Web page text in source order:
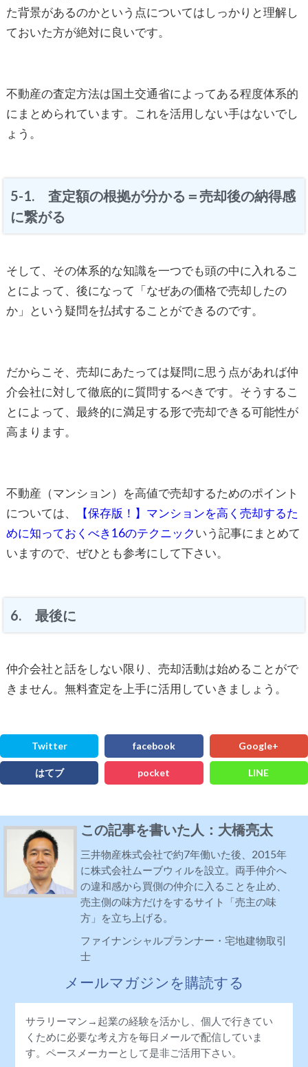
た背景があるのかという点についてはしっかりと理解し
ておいた方が絶対に良いです。
不動産の査定方法は国土交通省によってある程度体系的
にまとめられています。これを活用しない手はないでし
ょう。
5-1. 査定額の根拠が分かる＝売却後の納得感
に繋がる
そして、その体系的な知識を一つでも頭の中に入れるこ
とによって、後になって「なぜあの価格で売却したの
か」という疑問を払拭することができるのです。
だからこそ、売却にあたっては疑問に思う点があれば仲
介会社に対して徹底的に質問するべきです。そうするこ
とによって、最終的に満足する形で売却できる可能性が
高まります。
不動産（マンション）を高値で売却するためのポイント
については、
【保存版！】マンションを高く売却するた
めに知っておくべき16のテクニックいう記事にまとめて
いますので、ぜひとも参考にして下さい。
6. 最後に
仲介会社と話をしない限り、売却活動は始めることがで
きません。無料査定を上手に活用していきましょう。
Twitter facebook Google+
はてブ pocket LINE
この記事を書いた人：大橋亮太
三井物産株式会社で約7年働いた後、2015年
に株式会社ムーブウィルを設立。両手仲介へ
の違和感から買側の仲介に入ることを止め、
売主側の味方だけをするサイト「売主の味
方」を立ち上げる。
ファイナンシャルプランナー・宅地建物取引
士
メールマガジンを購読する
サラリーマン→起業の経験を活かし、個人で行きてい
くために必要な考え方を毎日メールで配信していま
す。ペースメーカーとして是非ご活用下さい。